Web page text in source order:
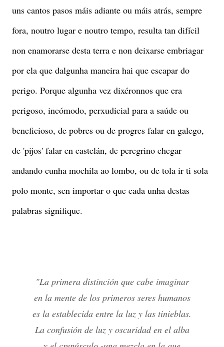
uns cantos pasos máis adiante ou máis atrás, sempre
fora, noutro lugar e noutro tempo, resulta tan difícil
non enamorarse desta terra e non deixarse embriagar
por ela que dalgunha maneira hai que escapar do
perigo. Porque algunha vez dixéronnos que era
perigoso, incómodo, perxudicial para a saúde ou
beneficioso, de pobres ou de progres falar en galego,
de 'pijos' falar en castelán, de peregrino chegar
andando cunha mochila ao lombo, ou de tola ir ti sola
polo monte, sen importar o que cada unha destas
palabras signifique.
"La primera distinción que cabe imaginar
en la mente de los primeros seres humanos
es la establecida entre la luz y las tinieblas.
La confusión de luz y oscuridad en el alba